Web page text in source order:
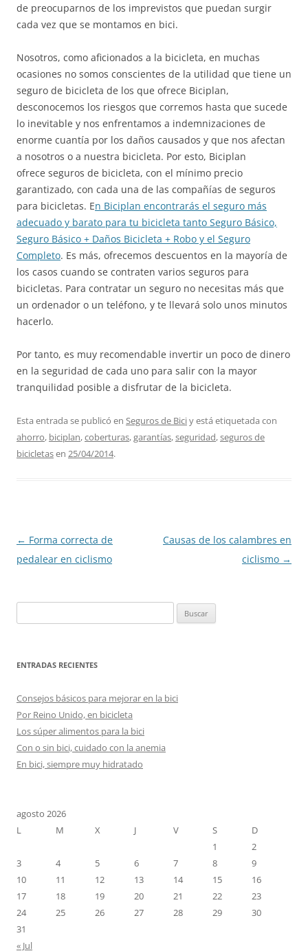
de preocuparnos de los imprevistos que puedan surgir
cada vez que se montamos en bici.
Nosotros, como aficionados a la bicicleta, en muchas
ocasiones no somos conscientes de la utilidad que tiene un
seguro de bicicleta de los que ofrece Biciplan,
desconocemos los riesgos que corremos hasta que sucede
lo inevitable y nos enfrentamos a indemnizaciones de
enorme cuantía por los daños causados y que nos afectan
a nosotros o a nuestra bicicleta. Por esto, Biciplan
ofrece seguros de bicicleta, con el mínimo precio
garantizado, con cada una de las compañías de seguros
para bicicletas. En Biciplan encontrarás el seguro más
adecuado y barato para tu bicicleta tanto Seguro Básico,
Seguro Básico + Daños Bicicleta + Robo y el Seguro
Completo. Es más, ofrecemos descuentos en la mayoría de
los casos cuando se contraten varios seguros para
bicicletas. Para contratar un seguro no necesitas más que
un ordenador o un teléfono, y te llevará solo unos minutos
hacerlo.
Por tanto, es muy recomendable invertir un poco de dinero
en la seguridad de cada uno para salir con la mayor
tranquilidad posible a disfrutar de la bicicleta.
Esta entrada se publicó en Seguros de Biciy está etiquetada con
ahorro, biciplan,coberturas,garantías,seguridad,seguros de
bicicletasen 25/04/2014.
Navegación
de
← Forma correcta de
pedalear en ciclismo
Causas de los calambres en
ciclismo →
ENTRADAS RECIENTES
Consejos básicos para mejorar en la bici
Por Reino Unido, en bicicleta
Los súper alimentos para la bici
Con o sin bici, cuidado con la anemia
En bici, siempre muy hidratado
agosto 2026
L
M X J V S
D
1
2
3
4 5 6 7 8
9
10
11 12 13 14 15
16
17
18 19 20 21 22
23
24
25 26 27 28 29
30
31
« Jul